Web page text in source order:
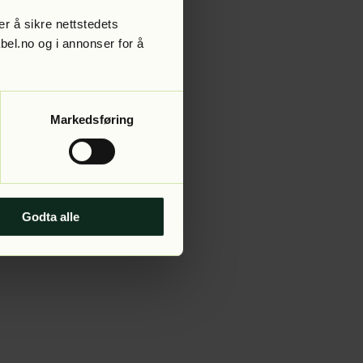
å sikre nettstedets
og i annonser for å
Markedsføring
Godta alle